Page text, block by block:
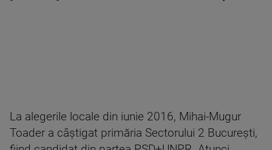
La alegerile locale din iunie 2016, Mihai-Mugur
Toader a câștigat primăria Sectorului 2 București,